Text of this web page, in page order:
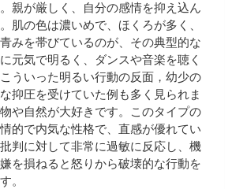
親が厳しく、自分の感情を抑え込ん
肌の色は濃いめで、ほくろが多く、
みを帯びているのが、その典型的な
元気で明るく、ダンスや音楽を聴く
ういった明るい行動の反面，幼少の
抑圧を受けていた例も多く見られま
や自然が大好きです。このタイプの
的で内気な性格で、直感が優れてい
判に対して非常に過敏に反応し、機
を損ねると怒りから破壊的な行動を
。